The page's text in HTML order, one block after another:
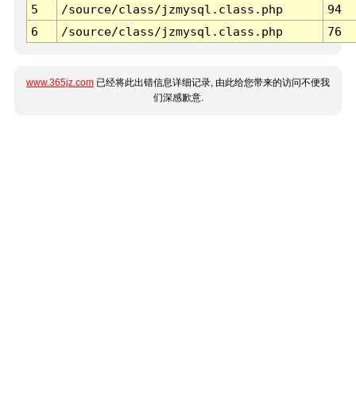
5
/source/class/jzmysql.class.php
94
6
/source/class/jzmysql.class.php 76
www.365jz.com 已经将此出错信息详细记录, 由此给您带来的访问不便我
们深感歉意.